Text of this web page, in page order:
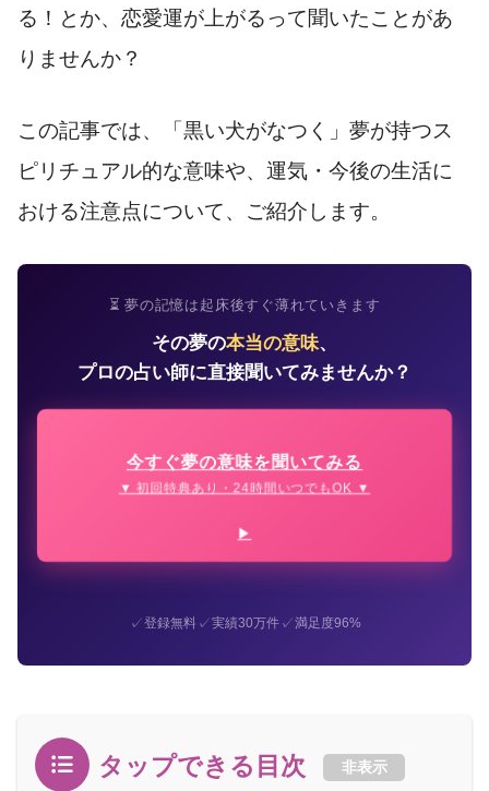
る！とか、恋愛運が上がるって聞いたことがあ
りませんか？
この記事では、「黒い犬がなつく」夢が持つス
ピリチュアル的な意味や、運気・今後の生活に
おける注意点について、ご紹介します。
⏳ 夢の記憶は起床後すぐ薄れていきます
その夢の本当の意味、
プロの占い師に直接聞いてみませんか？
今すぐ夢の意味を聞いてみる
▼ 初回特典あり・24時間いつでもOK ▼
✓登録無料✓実績30万件✓満足度96%
タップできる目次 非表示